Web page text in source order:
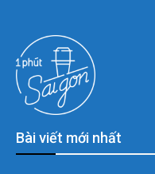
Bài viết mới nhất